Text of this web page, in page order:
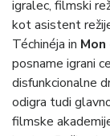
igralec, filmski
kot asistent
Téchinéja in Mon
posname igrani
disfunkcionalne
odigra tudi
filmske